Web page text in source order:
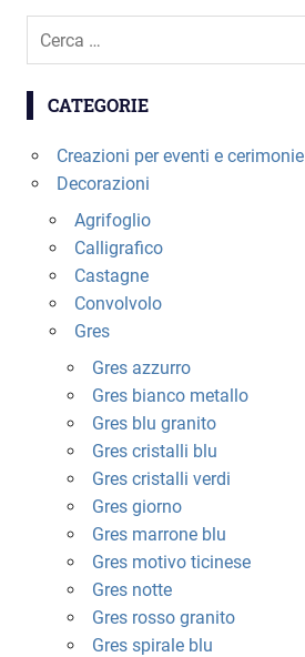
Cerca
CATEGORIE
Creazioni per eventi e cerimonie
Decorazioni
Agrifoglio
Calligrafico
Castagne
Convolvolo
Gres
Gres azzurro
Gres bianco metallo
Gres blu granito
Gres cristalli blu
Gres cristalli verdi
Gres giorno
Gres marrone blu
Gres motivo ticinese
Gres notte
Gres rosso granito
Gres spirale blu